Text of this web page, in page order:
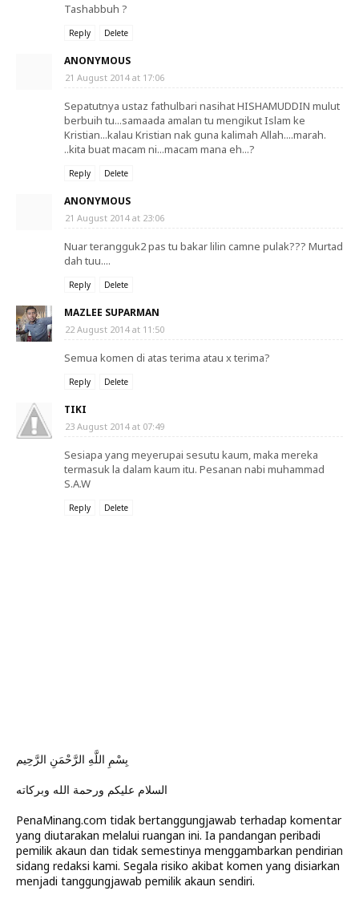
Tashabbuh ?
Reply Delete
ANONYMOUS
21 August 2014 at 17:06
Sepatutnya ustaz fathulbari nasihat HISHAMUDDIN mulut
berbuih tu...samaada amalan tu mengikut Islam ke
Kristian...kalau Kristian nak guna kalimah Allah....marah.
..kita buat macam ni...macam mana eh...?
Reply Delete
ANONYMOUS
21 August 2014 at 23:06
Nuar terangguk2 pas tu bakar lilin camne pulak??? Murtad
dah tuu....
Reply Delete
MAZLEE SUPARMAN
22 August 2014 at 11:50
Semua komen di atas terima atau x terima?
Reply Delete
TIKI
23 August 2014 at 07:49
Sesiapa yang meyerupai sesutu kaum, maka mereka
termasuk la dalam kaum itu. Pesanan nabi muhammad
S.A.W
Reply Delete
بِسْمِ اللَّهِ الرَّحْمَنِ الرَّحِيم
السلام عليكم ورحمة الله وبركاته
PenaMinang.com tidak bertanggungjawab terhadap komentar
yang diutarakan melalui ruangan ini. Ia pandangan peribadi
pemilik akaun dan tidak semestinya menggambarkan pendirian
sidang redaksi kami. Segala risiko akibat komen yang disiarkan
menjadi tanggungjawab pemilik akaun sendiri.